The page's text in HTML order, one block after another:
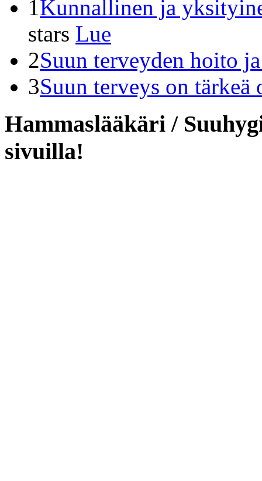
1Kunnallinen ja
stars Lue
2Suun terveyden hoito
3Suun terveys on tärkeä
Hammaslääkäri /
sivuilla!